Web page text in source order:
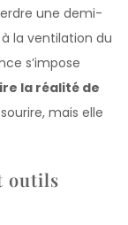
une demi-
la ventilation du
s’impose
la réalité de
mais elle
outils